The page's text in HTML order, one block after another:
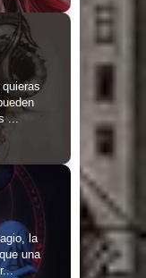
...
la
una